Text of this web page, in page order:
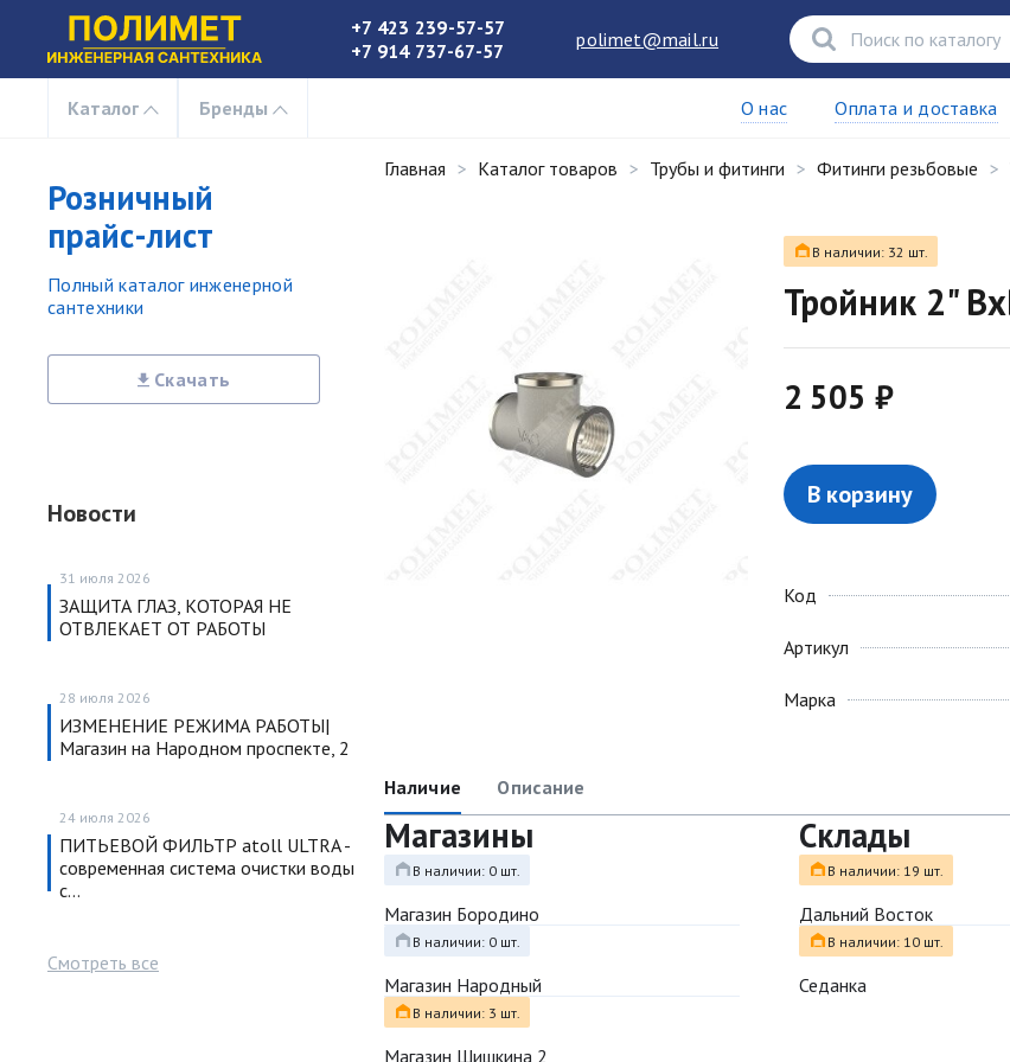
+7 423 239-57-57
+7 914 737-67-57
polimet@mail.ru
Каталог Бренды О нас Оплата и доставка
Розничный
прайс-лист
Полный каталог инженерной
сантехники
Скачать
Новости
31 июля 2026
ЗАЩИТА ГЛАЗ, КОТОРАЯ НЕ
ОТВЛЕКАЕТ ОТ РАБОТЫ
28 июля 2026
ИЗМЕНЕНИЕ РЕЖИМА РАБОТЫ|
Магазин на Народном проспекте, 2
24 июля 2026
ПИТЬЕВОЙ ФИЛЬТР atoll ULTRA -
современная система очистки воды
с…
Смотреть все
Главная Каталог товаров Трубы и фитинги Фитинги резьбовые
В наличии: 32 шт.
Тройник 2"
2 505 ₽
В корзину
Код
Артикул
Марка
Наличие Описание
Магазины
В наличии: 0 шт.
Магазин Бородино
В наличии: 0 шт.
Магазин Народный
В наличии: 3 шт.
Магазин Шишкина 2
Склады
В наличии: 19 шт.
Дальний Восток
В наличии: 10 шт.
Седанка